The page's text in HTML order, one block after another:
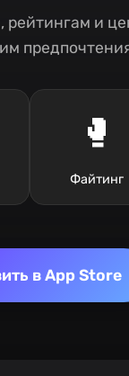
и
🥊
Файтинг
в App Store